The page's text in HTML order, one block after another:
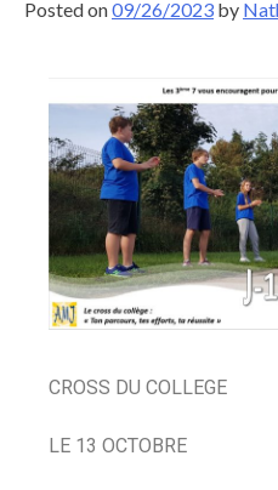
Posted on09/26/2023 by
CROSS DU COLLEGE
LE 13 OCTOBRE